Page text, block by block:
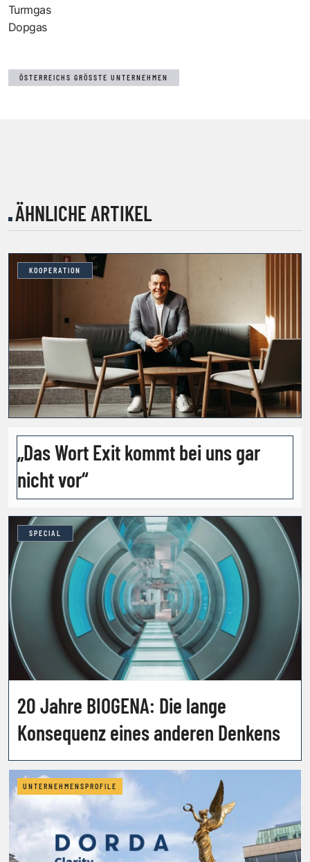
Turmgas
Dopgas
ÖSTERREICHS GRÖSSTE UNTERNEHMEN
ÄHNLICHE ARTIKEL
KOOPERATION
„Das Wort Exit kommt bei uns gar
nicht vor“
SPECIAL
20 Jahre BIOGENA: Die lange
Konsequenz eines anderen Denkens
UNTERNEHMENSPROFILE